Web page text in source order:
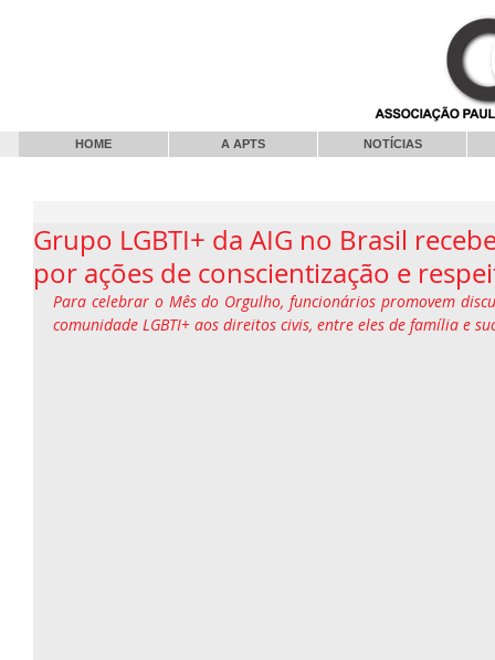
HOME A APTS NOTÍCIAS
Grupo LGBTI+ da AIG no Brasil
por ações de conscientização e
Para celebrar o Mês do Orgulho, funcionários promovem
comunidade LGBTI+ aos direitos civis, entre eles de família e